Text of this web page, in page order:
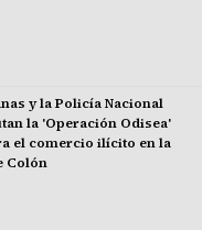
y la Policía Nacional
la 'Operación Odisea'
el comercio ilícito en la
Colón